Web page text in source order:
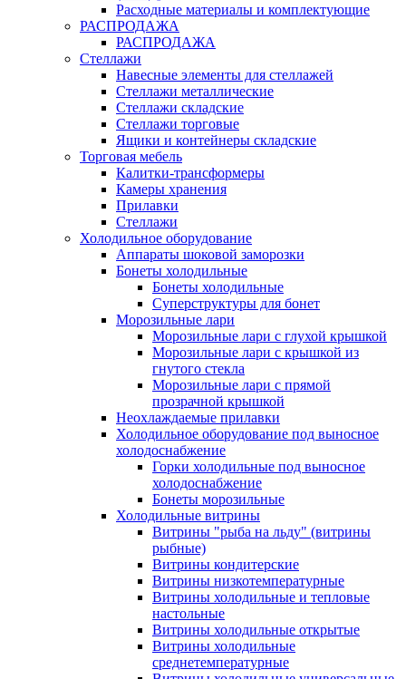
Расходные материалы и комплектующие
РАСПРОДАЖА
РАСПРОДАЖА
Стеллажи
Навесные элементы для стеллажей
Стеллажи металлические
Стеллажи складские
Стеллажи торговые
Ящики и контейнеры складские
Торговая мебель
Калитки-трансформеры
Камеры хранения
Прилавки
Стеллажи
Холодильное оборудование
Аппараты шоковой заморозки
Бонеты холодильные
Бонеты холодильные
Суперструктуры для бонет
Морозильные лари
Морозильные лари с глухой крышкой
Морозильные лари с крышкой из
гнутого стекла
Морозильные лари с прямой
прозрачной крышкой
Неохлаждаемые прилавки
Холодильное оборудование под выносное
холодоснабжение
Горки холодильные под выносное
холодоснабжение
Бонеты морозильные
Холодильные витрины
Витрины "рыба на льду" (витрины
рыбные)
Витрины кондитерские
Витрины низкотемпературные
Витрины холодильные и тепловые
настольные
Витрины холодильные открытые
Витрины холодильные
среднетемпературные